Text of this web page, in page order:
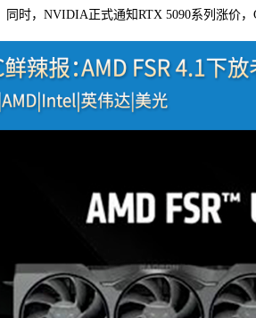
同时，NVIDIA正式通知RTX 5090系列涨价，